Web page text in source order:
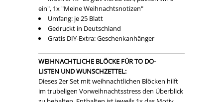
ein", 1x "Meine Weihnachtsnotizen"
Umfang: je 25 Blatt
Gedruckt in Deutschland
Gratis DIY-Extra: Geschenkanhänger
WEIHNACHTLICHE BLÖCKE FÜR TO DO-
LISTEN UND WUNSCHZETTEL:
Dieses 2er Set mit weihnachtlichen Blöcken hilft
im trubeligen Vorweihnachtsstress den Überblick